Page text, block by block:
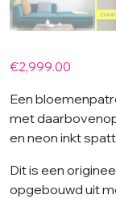
€2,999.00
Een
met
en neon inkt
Dit is een
opgebouwd uit